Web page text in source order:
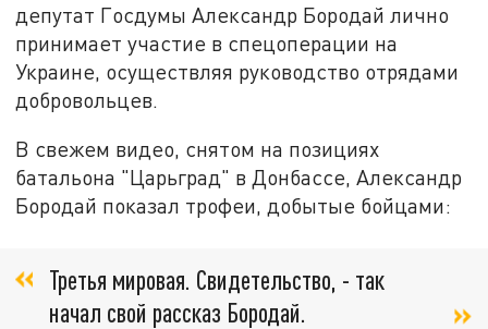
депутат Госдумы Александр Бородай лично
принимает участие в спецоперации на
Украине, осуществляя руководство отрядами
добровольцев.
В свежем видео, снятом на позициях
батальона "Царьград" в Донбассе, Александр
Бородай показал трофеи, добытые бойцами:
Третья мировая. Свидетельство, - так
начал свой рассказ Бородай.